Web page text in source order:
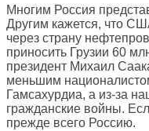
Многим Россия
Другим кажется, что
через страну
приносить Грузии 60
президент Михаил
меньшим
Гамсахурдиа, а из-за
гражданские войны.
прежде всего Россию.